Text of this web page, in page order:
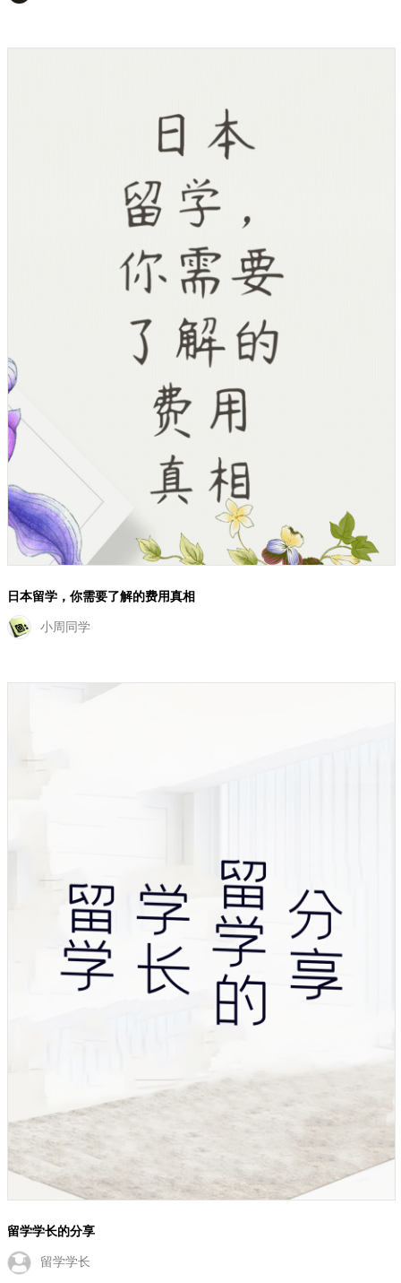
日本留学，你需要了解的费用真相
小周同学
留学学长的分享
留学学长